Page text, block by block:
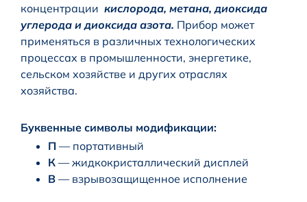
концентрации кислорода, метана, диоксида
углерода и диоксида азота. Прибор может
применяться в различных технологических
процессах в промышленности, энергетике,
сельском хозяйстве и других отраслях
хозяйства.
Буквенные символы модификации:
П — портативный
К — жидкокристаллический дисплей
В — взрывозащищенное исполнение